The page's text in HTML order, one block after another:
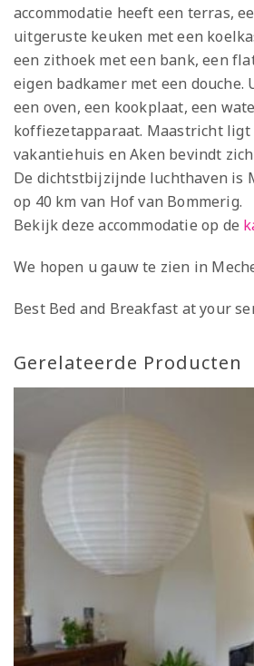
accommodatie heeft een terras,
uitgeruste keuken met een
een zithoek met een bank, een
eigen badkamer met een douche.
een oven, een kookplaat, een
koffiezetapparaat. Maastricht ligt
vakantiehuis en Aken bevindt
De dichtstbijzijnde luchthaven is
op 40 km van Hof van Bommerig.
Bekijk deze accommodatie op de
We hopen u gauw te zien in
Best Bed and Breakfast at your
Gerelateerde Producten